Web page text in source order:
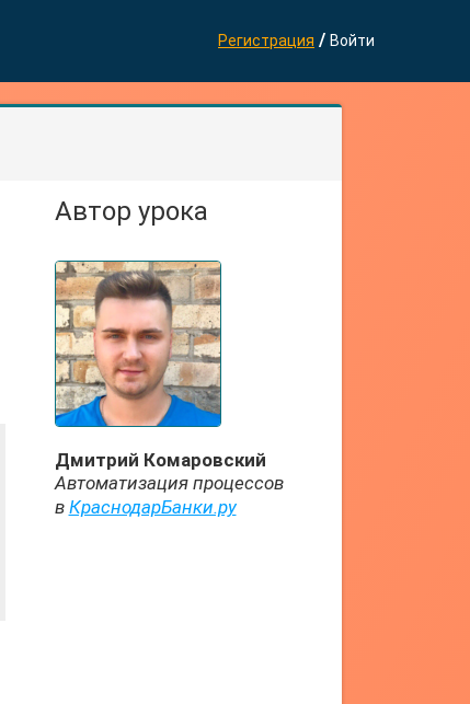
Регистрация / Войти
Автор урока
Дмитрий Комаровский
Автоматизация процессов
в КраснодарБанки.ру